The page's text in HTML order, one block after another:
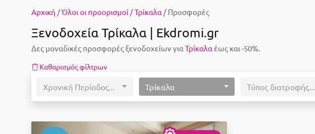
Αρχική /Όλοι οι προορισμοί /Τρίκαλα / Προσφορές
Ξενοδοχεία Τρίκαλα | Ekdromi.gr
Δες μοναδικές προσφορές ξενοδοχείων για Τρίκαλα έως και -50%.
Καθαρισμός φίλτρων
Χρονική Περίοδος... Τρίκαλα Τύπος διατροφής...